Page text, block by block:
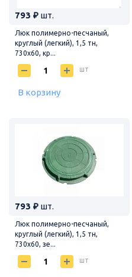
793 ₽ шт.
Люк полимерно-песчаный,
круглый (легкий), 1,5 тн,
730х60, кр...
шт
В корзину
793 ₽ шт.
Люк полимерно-песчаный,
круглый (легкий), 1,5 тн,
730х60, зе...
шт